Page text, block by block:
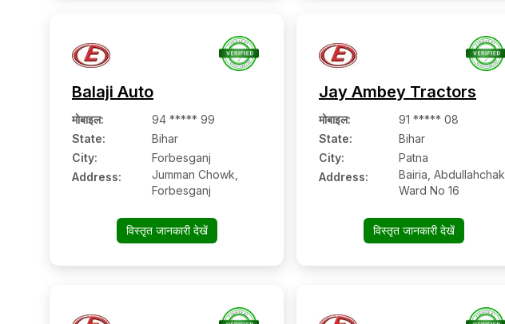
Balaji Auto
मोबाइल:
94 ***** 99
State:
Bihar
City:
Forbesganj
Address:
Jumman Chowk,
Forbesganj
विस्तृत जानकारी देखें
Jay Ambey Tractors
मोबाइल:
91 ***** 08
State:
Bihar
City:
Patna
Address:
Bairia, Abdullahchak,
Ward No 16
विस्तृत जानकारी देखें